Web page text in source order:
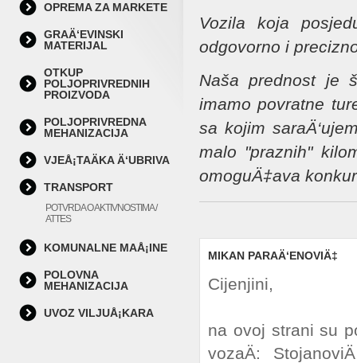
OPREMA ZA MARKETE
GRAÄ‘EVINSKI
MATERIJAL
OTKUP
POLJOPRIVREDNIH
PROIZVODA
POLJOPRIVREDNA
MEHANIZACIJA
VJEÅ¡TAÄKA Ä‘UBRIVA
TRANSPORT
POTVRDA O AKTIVNOSTIMA /
ATTES
KOMUNALNE MAÅ¡INE
POLOVNA
MEHANIZACIJA
UVOZ VILJUÅ¡KARA
Vozila koja
odgovorno i
Naša prednost je
imamo povratne
sa kojim
malo "praznih"
omoguÄ‡ava
MIKAN PARAÄ‘ENOVIÄ‡
Cijenjini,
na ovoj strani su
vozaÄ: